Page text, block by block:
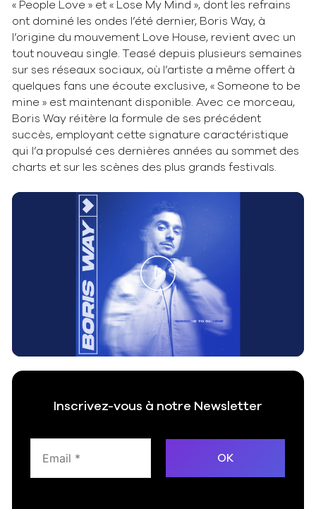
« People Love » et « Lose My Mind », dont les refrains
ont dominé les ondes l’été dernier, Boris Way, à
l’origine du mouvement Love House, revient avec un
tout nouveau single. Teasé depuis plusieurs semaines
sur ses réseaux sociaux, où l’artiste a même offert à
quelques fans une écoute exclusive, « Someone to be
mine » est maintenant disponible. Avec ce morceau,
Boris Way réitère la formule de ses précédent
succès, employant cette signature caractéristique
qui l’a propulsé ces dernières années au sommet des
charts et sur les scènes des plus grands festivals.
Play
Video
Inscrivez-vous à notre Newsletter